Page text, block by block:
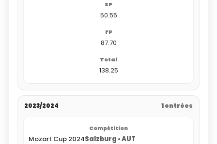
50.55
87.70
138.25
2023/2024 1 entrées
Mozart Cup 2024Salzburg • AUT